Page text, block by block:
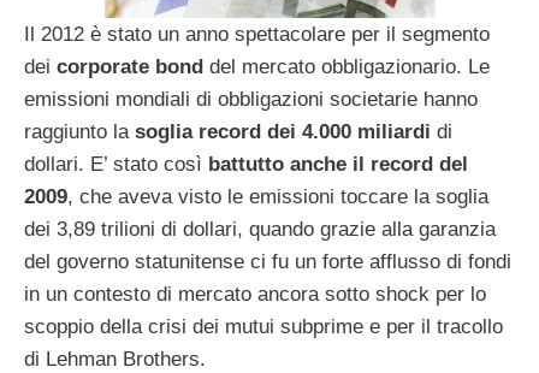
Il 2012 è stato un anno spettacolare per il segmento
dei corporate bond del mercato obbligazionario. Le
emissioni mondiali di obbligazioni societarie hanno
raggiunto la soglia record dei 4.000 miliardi di
dollari. E’ stato così battutto anche il record del
2009, che aveva visto le emissioni toccare la soglia
dei 3,89 trilioni di dollari, quando grazie alla garanzia
del governo statunitense ci fu un forte afflusso di fondi
in un contesto di mercato ancora sotto shock per lo
scoppio della crisi dei mutui subprime e per il tracollo
di Lehman Brothers.